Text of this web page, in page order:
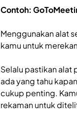
Contoh:
Menggunakan alat
kamu untuk
Selalu pastikan alat
ada yang tahu
cukup penting.
rekaman untuk